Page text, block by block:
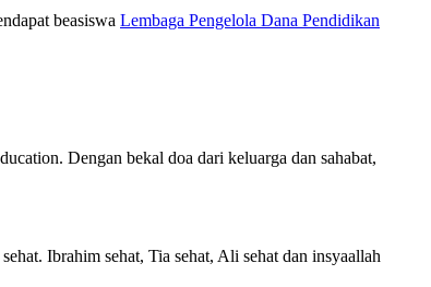
beasiswa Lembaga Pengelola Dana Pendidikan
Dengan bekal doa dari keluarga dan sahabat,
Ibrahim sehat, Tia sehat, Ali sehat dan insyaallah